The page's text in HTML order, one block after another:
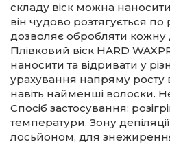
складу віск можна
він чудово розтягується по
дозволяє обробляти кожну
Плівковий віск HARD
наносити та відривати у
урахування напряму росту
навіть найменші волоски.
Спосіб застосування:
температури. Зону
лосьйоном, для